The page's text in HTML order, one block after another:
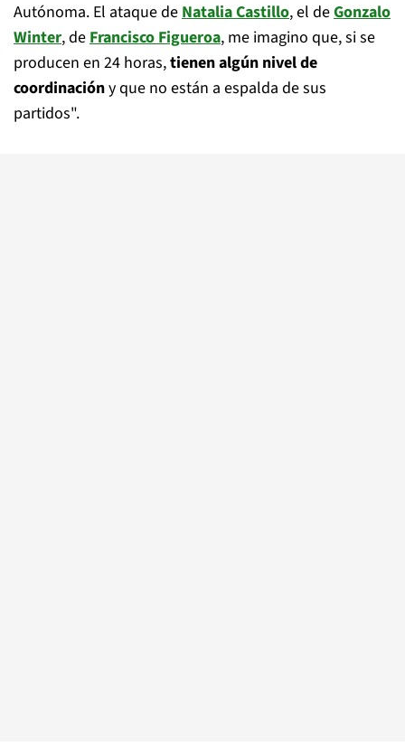
Autónoma. El ataque deNatalia Castillo, el deGonzalo
Winter, deFrancisco Figueroa, me imagino que, si se
producen en 24 horas,tienen algún nivel de
coordinacióny que no están a espalda de sus
partidos".